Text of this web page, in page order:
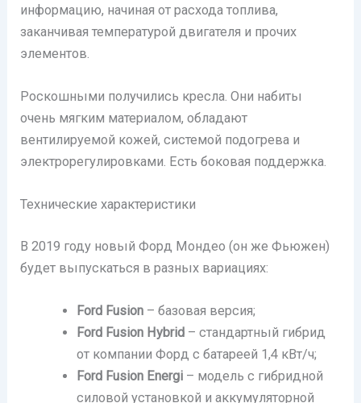
информацию, начиная от расхода топлива,
заканчивая температурой двигателя и прочих
элементов.
Роскошными получились кресла. Они набиты
очень мягким материалом, обладают
вентилируемой кожей, системой подогрева и
электрорегулировками. Есть боковая поддержка.
Технические характеристики
В 2019 году новый Форд Мондео (он же Фьюжен)
будет выпускаться в разных вариациях:
Ford Fusion– базовая версия;
Ford Fusion Hybrid– стандартный гибрид
от компании Форд с батареей 1,4 кВт/ч;
Ford Fusion Energi– модель с гибридной
силовой установкой и аккумуляторной